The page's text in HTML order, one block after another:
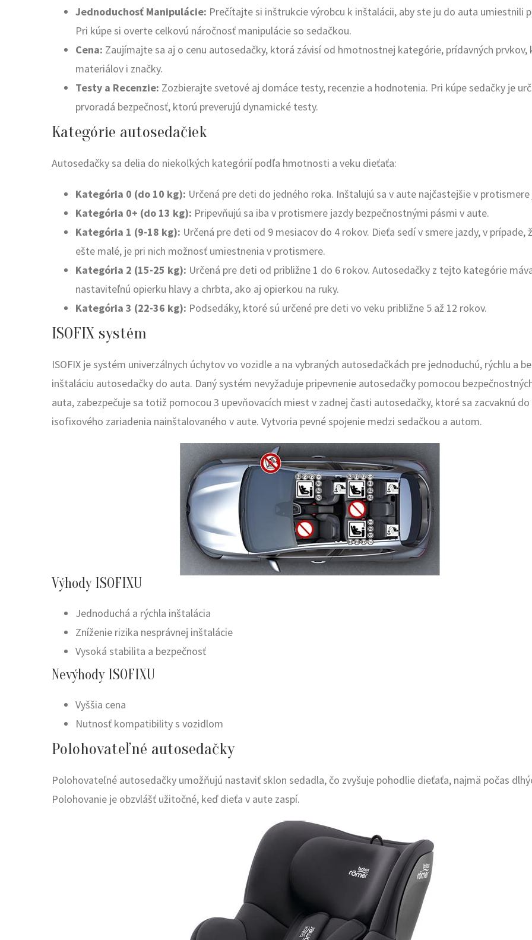
Jednoduchosť Manipulácie: Prečítajte si inštrukcie výrobcu k inštalácii, aby ste ju do auta umiestnili
Pri kúpe si overte celkovú náročnosť manipulácie so sedačkou.
Cena: Zaujímajte sa aj o cenu autosedačky, ktorá závisí od hmotnostnej kategórie, prídavných prvkov,
materiálov i značky.
Testy a Recenzie: Zozbierajte svetové aj domáce testy, recenzie a hodnotenia. Pri kúpe sedačky je
prvoradá bezpečnosť, ktorú preverujú dynamické testy.
Kategórie autosedačiek
Autosedačky sa delia do niekoľkých kategórií podľa hmotnosti a veku dieťaťa:
Kategória 0 (do 10 kg): Určená pre deti do jedného roka. Inštalujú sa v aute najčastejšie v protismere
Kategória 0+ (do 13 kg): Pripevňujú sa iba v protismere jazdy bezpečnostnými pásmi v aute.
Kategória 1 (9-18 kg): Určená pre deti od 9 mesiacov do 4 rokov. Dieťa sedí v smere jazdy, v prípade,
ešte malé, je pri nich možnosť umiestnenia v protismere.
Kategória 2 (15-25 kg): Určená pre deti od približne 1 do 6 rokov. Autosedačky z tejto kategórie
nastaviteľnú opierku hlavy a chrbta, ako aj opierkou na ruky.
Kategória 3 (22-36 kg): Podsedáky, ktoré sú určené pre deti vo veku približne 5 až 12 rokov.
ISOFIX systém
ISOFIX je systém univerzálnych úchytov vo vozidle a na vybraných autosedačkách pre jednoduchú, rýchlu a
inštaláciu autosedačky do auta. Daný systém nevyžaduje pripevnenie autosedačky pomocou
auta, zabezpečuje sa totiž pomocou 3 upevňovacích miest v zadnej časti autosedačky, ktoré sa zacvaknú do
isofixového zariadenia nainštalovaného v aute. Vytvoria pevné spojenie medzi sedačkou a autom.
Výhody ISOFIXU
Jednoduchá a rýchla inštalácia
Zníženie rizika nesprávnej inštalácie
Vysoká stabilita a bezpečnosť
Nevýhody ISOFIXU
Vyššia cena
Nutnosť kompatibility s vozidlom
Polohovateľné autosedačky
Polohovateľné autosedačky umožňujú nastaviť sklon sedadla, čo zvyšuje pohodlie dieťaťa, najmä počas
Polohovanie je obzvlášť užitočné, keď dieťa v aute zaspí.